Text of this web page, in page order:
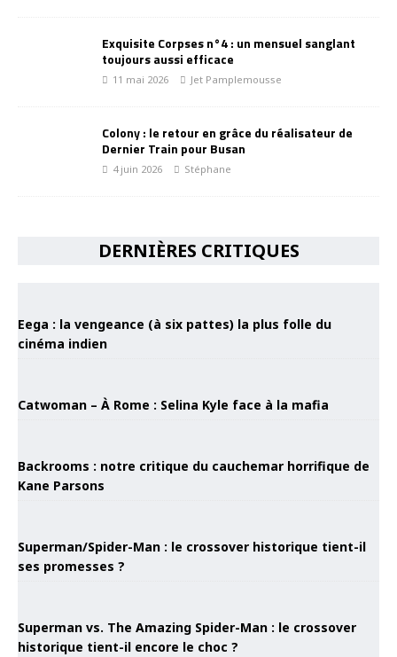
Exquisite Corpses n°4 : un mensuel sanglant
toujours aussi efficace
11 mai 2026 Jet Pamplemousse
Colony : le retour en grâce du réalisateur de
Dernier Train pour Busan
4 juin 2026 Stéphane
DERNIÈRES CRITIQUES
Eega : la vengeance (à six pattes) la plus folle du
cinéma indien
Catwoman – À Rome : Selina Kyle face à la mafia
Backrooms : notre critique du cauchemar horrifique de
Kane Parsons
Superman/Spider-Man : le crossover historique tient-il
ses promesses ?
Superman vs. The Amazing Spider-Man : le crossover
historique tient-il encore le choc ?